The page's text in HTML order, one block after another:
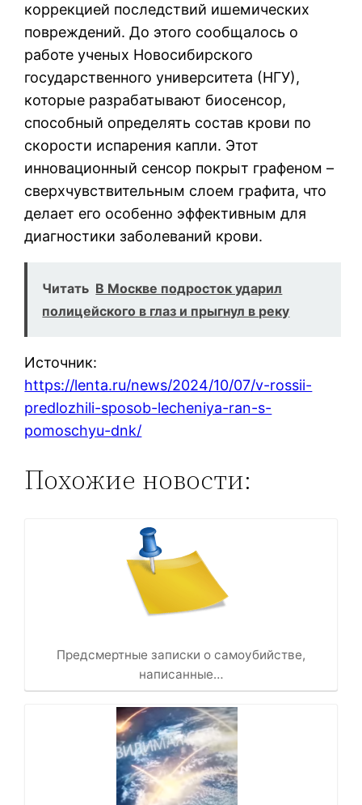
коррекцией последствий ишемических
повреждений. До этого сообщалось о
работе ученых Новосибирского
государственного университета (НГУ),
которые разрабатывают биосенсор,
способный определять состав крови по
скорости испарения капли. Этот
инновационный сенсор покрыт графеном –
сверхчувствительным слоем графита, что
делает его особенно эффективным для
диагностики заболеваний крови.
Читать В Москве подросток ударил
полицейского в глаз и прыгнул в реку
Источник:
https://lenta.ru/news/2024/10/07/v-rossii-
predlozhili-sposob-lecheniya-ran-s-
pomoschyu-dnk/
Похожие новости:
Предсмертные записки о самоубийстве,
написанные…